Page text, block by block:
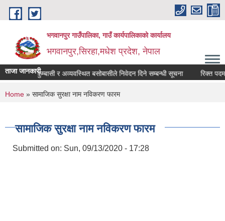
Skip to main content
भगवानपुर गाउँपालिका, गाउँ कार्यपालिकाको कार्यालय
भगवानपुर,सिरहा,मधेश प्रदेश, नेपाल
ताजा जानकारी
सुकुम्बासी र अव्यवस्थित बसोबासीले निवेदन दिने सम्बन्धी सूचना रिक्त पदमा
You are here
Home » सामाजिक सुरक्षा नाम नविकरण फारम
सामाजिक सुरक्षा नाम नविकरण फारम
Submitted on: Sun, 09/13/2020 - 17:28